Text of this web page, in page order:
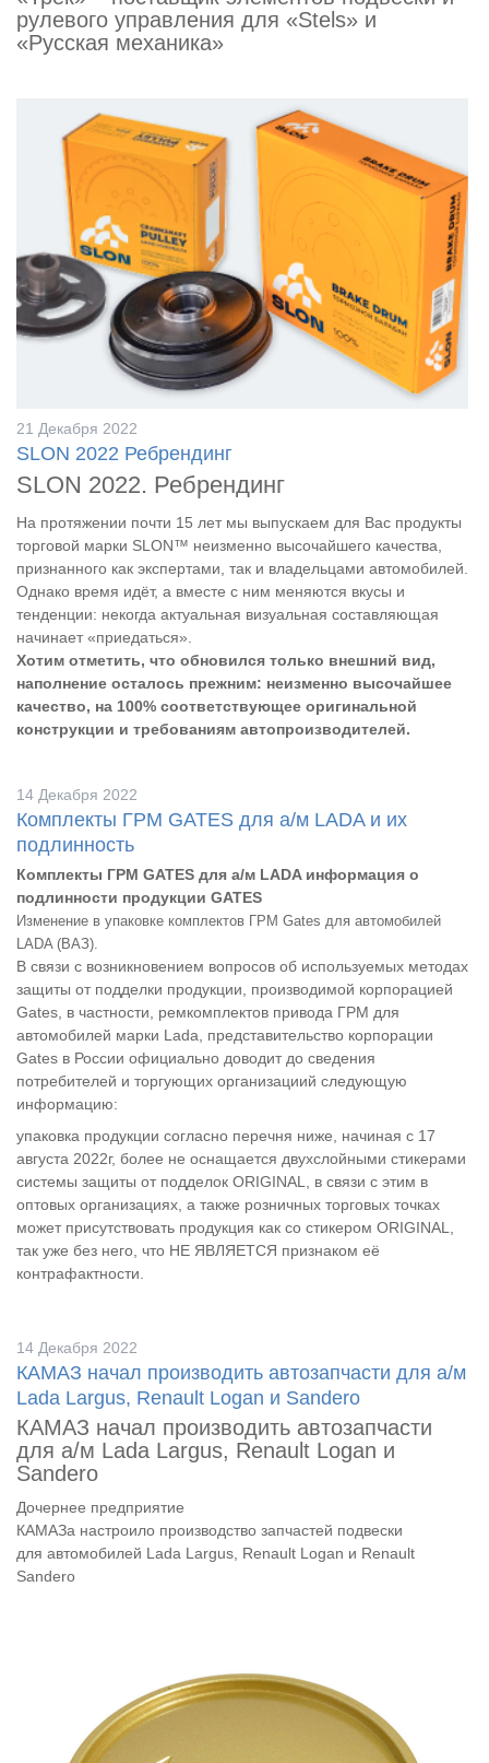
рулевого управления для «Stels» и
«Русская механика»
21 Декабря 2022
SLON 2022 Ребрендинг
SLON 2022. Ребрендинг
На протяжении почти 15 лет мы выпускаем для Вас продукты
торговой марки SLON™ неизменно высочайшего качества,
признанного как экспертами, так и владельцами автомобилей.
Однако время идёт, а вместе с ним меняются вкусы и
тенденции: некогда актуальная визуальная составляющая
начинает «приедаться».
Хотим отметить, что обновился только внешний вид,
наполнение осталось прежним: неизменно высочайшее
качество, на 100% соответствующее оригинальной
конструкции и требованиям автопроизводителей.
14 Декабря 2022
Комплекты ГРМ GATES для а/м LADA и их
подлинность
Комплекты ГРМ GATES для а/м LADA информация о
подлинности продукции GATES
Изменение в упаковке комплектов ГРМ Gates для автомобилей
LADA (ВАЗ).
В связи с возникновением вопросов об используемых методах
защиты от подделки продукции, производимой корпорацией
Gates, в частности, ремкомплектов привода ГРМ для
автомобилей марки Lada, представительство корпорации
Gates в России официально доводит до сведения
потребителей и торгующих организациий следующую
информацию:
упаковка продукции согласно перечня ниже, начиная с 17
августа 2022г, более не оснащается двухслойными стикерами
системы защиты от подделок ORIGINAL, в связи с этим в
оптовых организациях, а также розничных торговых точках
может присутствовать продукция как со стикером ORIGINAL,
так уже без него, что НЕ ЯВЛЯЕТСЯ признаком её
контрафактности.
14 Декабря 2022
КАМАЗ начал производить автозапчасти для а/м
Lada Largus, Renault Logan и Sandero
КАМАЗ начал производить автозапчасти
для а/м Lada Largus, Renault Logan и
Sandero
Дочернее предприятие
КАМАЗа настроило производство запчастей подвески
для автомобилей Lada Largus, Renault Logan и Renault
Sandero